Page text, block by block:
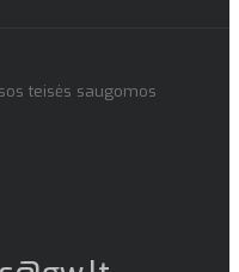
teisės saugomos